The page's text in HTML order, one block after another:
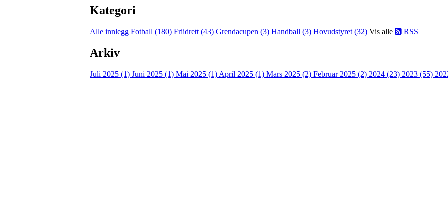
Kategori
Alle innlegg Fotball (180) Friidrett (43) Grendacupen (3) Handball (3) Hovudstyret (32) Vis alle RSS
Arkiv
Juli 2025 (1) Juni 2025 (1) Mai 2025 (1) April 2025 (1) Mars 2025 (2) Februar 2025 (2) 2024 (23) 2023 (55)